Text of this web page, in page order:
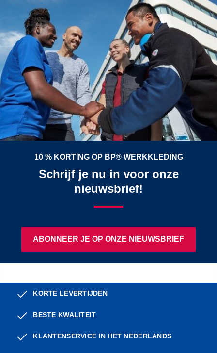
10 % KORTING OP BP® WERKKLEDING
Schrijf je nu in voor onze
nieuwsbrief!
ABONNEER JE OP ONZE NIEUWSBRIEF
KORTE LEVERTIJDEN
BESTE KWALITEIT
KLANTENSERVICE IN HET NEDERLANDS